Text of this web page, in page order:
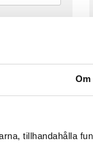
Om
tillhandahålla